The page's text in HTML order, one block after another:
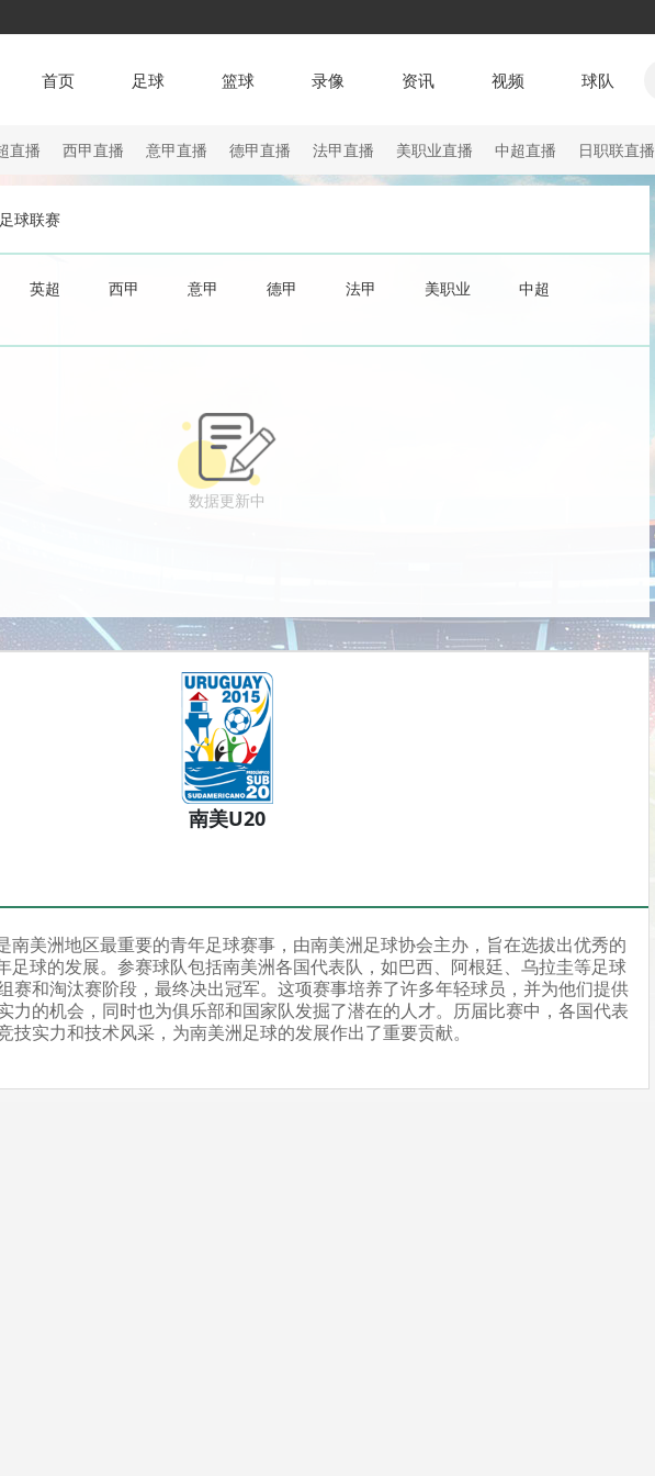
首页 足球 篮球 录像 资讯 视频 球队
直播 西甲直播 意甲直播 德甲直播 法甲直播 美职业直播 中超直播 日职联直播
足球联赛
英超 西甲 意甲 德甲 法甲 美职业
中超
数据更新中
南美U20
南美洲地区最重要的青年足球赛事，由南美洲足球协会主办，旨在选拔出优秀的
足球的发展。参赛球队包括南美洲各国代表队，如巴西、阿根廷、乌拉圭等足球
赛和淘汰赛阶段，最终决出冠军。这项赛事培养了许多年轻球员，并为他们提供
力的机会，同时也为俱乐部和国家队发掘了潜在的人才。历届比赛中，各国代表
技实力和技术风采，为南美洲足球的发展作出了重要贡献。